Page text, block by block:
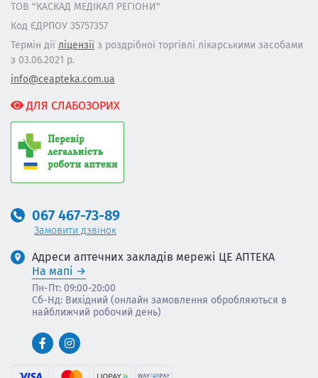
ТОВ "КАСКАД МЕДІКАЛ РЕГІОНИ"
Код ЄДРПОУ 35757357
Термін дії ліцензії з роздрібної торгівлі лікарськими засобами
з 03.06.2021 р.
info@ceapteka.com.ua
ДЛЯ СЛАБОЗОРИХ
067 467-73-89
Замовити дзвінок
Адреси аптечних закладів мережі ЦЕ АПТЕКА
На мапі
Пн-Пт: 09:00-20:00
Сб-Нд: Вихідний (онлайн замовлення обробляються в
найближчий робочий день)